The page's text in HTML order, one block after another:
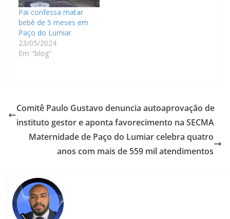
Pai confessa matar
bebê de 5 meses em
Paço do Lumiar
23/05/2024
Em "blog"
Comitê Paulo Gustavo denuncia autoaprovação de
instituto gestor e aponta favorecimento na SECMA
Maternidade de Paço do Lumiar celebra quatro
anos com mais de 559 mil atendimentos